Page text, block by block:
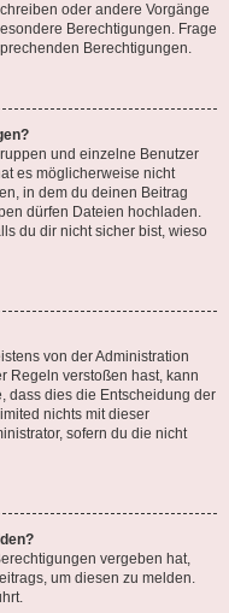
oder andere Vorgänge
Berechtigungen. Frage
Berechtigungen.
und einzelne Benutzer
es möglicherweise nicht
in dem du deinen Beitrag
dürfen Dateien hochladen.
du dir nicht sicher bist, wieso
von der Administration
Regeln verstoßen hast, kann
dass dies die Entscheidung der
nichts mit dieser
sofern du die nicht
vergeben hat,
um diesen zu melden.